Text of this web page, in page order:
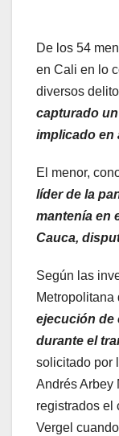
De los 54
en Cali en lo
diversos
capturado
implicado en
El menor,
líder de la
mantenía en
Cauca,
Según las
Metropolitana
ejecución de
durante el
solicitado por
Andrés Arbey
registrados el
Vergel